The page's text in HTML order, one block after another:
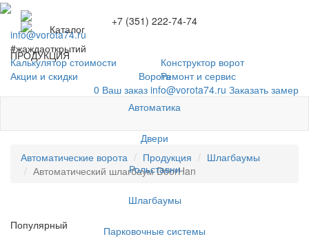
Каталог
ПРОДУКЦИЯ
Ворота
Автоматика
Двери
Рольставни
Шлагбаумы
Парковочные системы
+7 (351) 222-74-74
info@vorota74.ru
#жаждаоткрытий
Калькулятор стоимости
Конструктор ворот
Акции и скидки
Ремонт и сервис
0 Ваш заказ info@vorota74.ru Заказать замер
Автоматические ворота Продукция
Шлагбаумы
Автоматический шлагбаум DoorHan
Популярный